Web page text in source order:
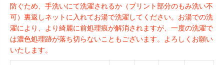
防ぐため、 手洗いにて洗濯されるか（プリント部分のもみ洗い不
可） 裏返しネットに入れてお湯で洗濯してください。 お湯での洗
濯により、より綺麗に前処理痕が解消されますが、 一度の洗濯で
は濃色処理跡が落ち切らないこともございます。 よろしくお願い
いたします。